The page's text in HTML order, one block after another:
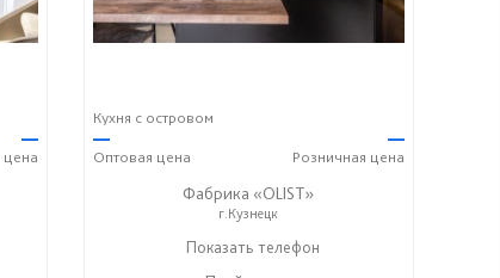
—
цена
Кухня с островом
—
Оптовая цена
—
Розничная цена
Фабрика «OLIST»
г.Кузнецк
☎+7 937 412 77 79
Показать телефон